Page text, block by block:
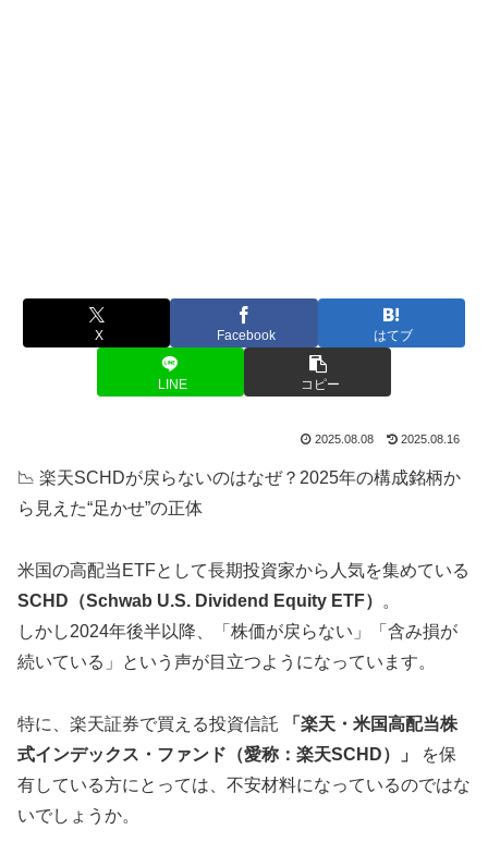
X Facebook はてブ
LINE コピー
2025.08.08 2025.08.16
📉 楽天SCHDが戻らないのはなぜ？2025年の構成銘柄か
ら見えた“足かせ”の正体
米国の高配当ETFとして長期投資家から人気を集めている
SCHD（Schwab U.S. Dividend Equity ETF）
。
しかし2024年後半以降、「株価が戻らない」「含み損が
続いている」という声が目立つようになっています。
特に、楽天証券で買える投資信託
「楽天・米国高配当株
式インデックス・ファンド（愛称：楽天SCHD）」
を保
有している方にとっては、不安材料になっているのではな
いでしょうか。